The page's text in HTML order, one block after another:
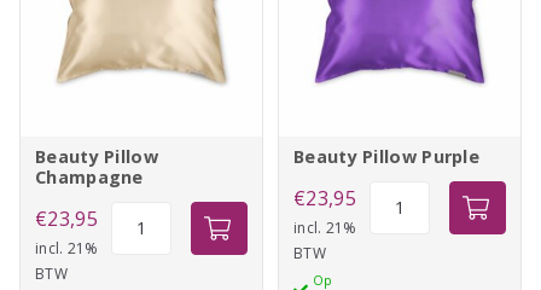
Beauty Pillow
Champagne
€23,95
incl. 21%
BTW
Beauty Pillow Purple
€23,95
incl. 21%
BTW
Op